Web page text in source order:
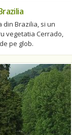
Brazilia, si un
vegetatia Cerrado,
pe glob.